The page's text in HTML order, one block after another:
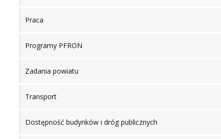
Praca
Programy PFRON
Zadania powiatu
Transport
Dostępność budynków i dróg publicznych